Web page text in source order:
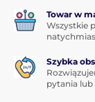
hartowanych,
Galaxy A51
całej
krawędzi lub
Towar w
Wszystkie
Szybka
pytania